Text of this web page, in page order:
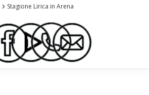
Stagione Lirica in Arena